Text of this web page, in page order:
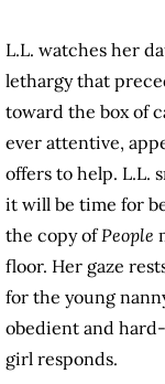
L.L. watches her
lethargy that
toward the box of
ever attentive,
offers to help. L.L.
it will be time for
the copy ofPeople
floor. Her gaze
for the young
obedient and
girl responds.